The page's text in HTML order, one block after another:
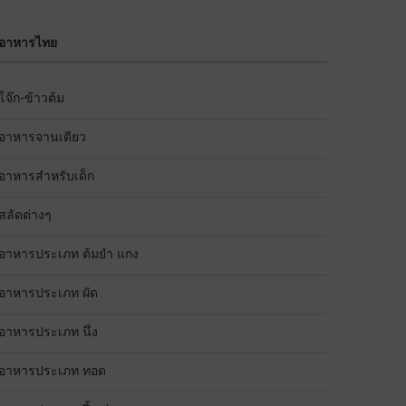
อาหารไทย
โจ๊ก-ข้าวต้ม
อาหารจานเดียว
อาหารสำหรับเด็ก
สลัดต่างๆ
อาหารประเภท ต้มยำ แกง
อาหารประเภท ผัด
อาหารประเภท นึ่ง
อาหารประเภท ทอด